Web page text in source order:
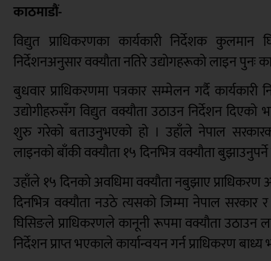
काठमाडौं-
विद्युत प्राधिकरणका कार्यकारी निर्देशक कुलमान
निर्देशनअनुसार वक्यौता नतिरे उद्योगहरूको लाइन पुनः
बुधवार प्राधिकरणमा पत्रकार सम्मेलन गर्दै
उद्योगीहरुसँग विद्युत वक्यौता उठाउन निर्देशन
शुरु गरेको बताउनुभएको हो । उहाँले नेपाल
लाइनको बाँकी वक्यौता १५ दिनभित्र वक्यौता
उहाँले १५ दिनको अवधिमा वक्यौता नबुझाए प्राधिकरण
दिनभित्र वक्यौता नउठे त्यसको जिम्मा नेपाल सरकार
घिसिङले प्राधिकरणले कानूनी रूपमा वक्यौता उठाउन
निर्देशन प्राप्त भएकाले कार्यान्वयन गर्न प्राधिकरण